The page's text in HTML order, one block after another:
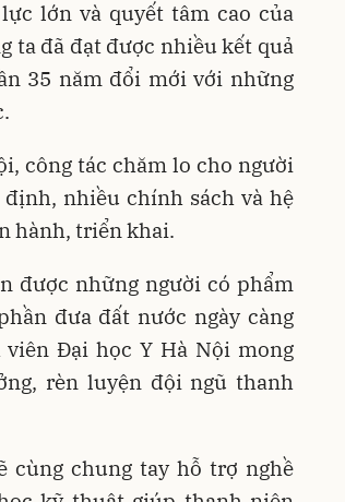
lớn và quyết tâm cao của
ta đã đạt được nhiều kết quả
35 năm đổi mới với những
công tác chăm lo cho người
nhiều chính sách và hệ
hành, triển khai.
được những người có phẩm
đưa đất nước ngày càng
Đại học Y Hà Nội mong
rèn luyện đội ngũ thanh
cùng chung tay hỗ trợ nghề